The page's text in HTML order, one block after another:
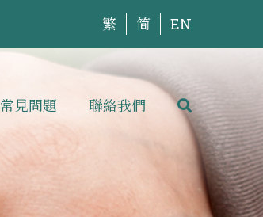
繁 简 EN
常見問題 聯絡我們